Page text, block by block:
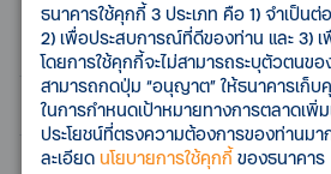
บัญชีเพื่อใช้
บัญชี ทีทีบี เบสิก
บัญชี ทีทีบี ออลล์ฟรี
ธนาคารใช้คุกกี้ 3 ประเภท คือ 1) จำเป็นต่
2) เพื่อประสบการณ์ที่ดีของท่าน และ 3) เ
โดยการใช้คุกกี้จะไม่สามารถระบุตัวตนขอ
สามารถกดปุ่ม “อนุญาต” ให้ธนาคารเก็บ
ในการกำหนดเป้าหมายทางการตลาดเพิ่
ประโยชน์ที่ตรงความต้องการของท่านม
ละเอียด นโยบายการใช้คุกกี้ ของธนาคาร